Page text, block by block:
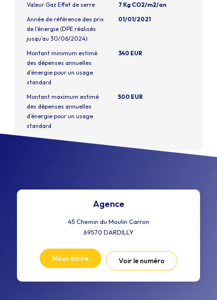
Valeur Gaz Effet de serre
7 Kg CO2/m2/an
Année de référence des prix
de l'énergie (DPE réalisés
jusqu'au 30/06/2024)
01/01/2021
Montant minimum estimé
des dépenses annuelles
d'énergie pour un usage
standard
340 EUR
Montant maximum estimé
des dépenses annuelles
d'énergie pour un usage
standard
500 EUR
Agence
45 Chemin du Moulin Carron
69570 DARDILLY
Nous écrire Voir le numéro